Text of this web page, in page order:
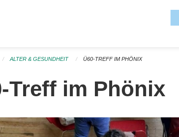
ALTER & GESUNDHEIT Ü60-TREFF IM PHÖNIX
Treff im Phönix